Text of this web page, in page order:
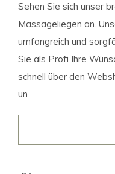
Sehen Sie sich unser
Massageliegen an.
umfangreich und
Sie als Profi Ihre
schnell über den
un